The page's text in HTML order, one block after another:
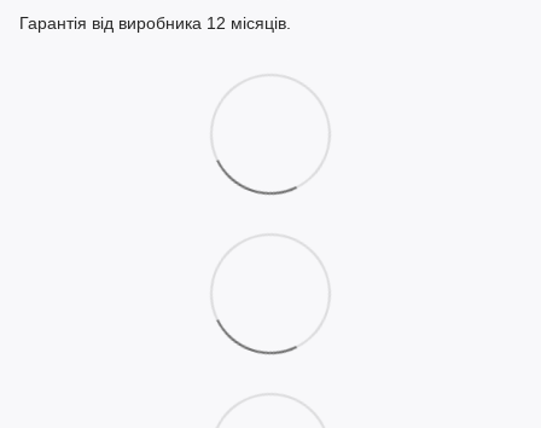
Гарантія від виробника 12 місяців.